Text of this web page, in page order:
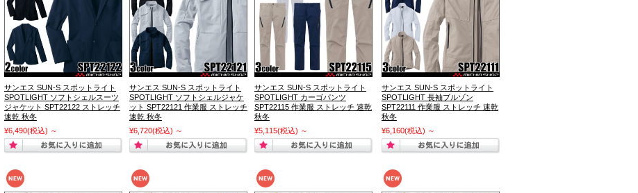
サンエス SUN-S スポットライト
SPOTLIGHT ソフトシェルスーツ
ジャケット SPT22122 ストレッチ
速乾 秋冬
¥6,490(税込) ～
サンエス SUN-S スポットライト
SPOTLIGHT ソフトシェルジャケ
ット SPT22121 作業服 ストレッチ
速乾 秋冬
¥6,720(税込) ～
サンエス SUN-S スポットライト
SPOTLIGHT カーゴパンツ
SPT22115 作業服 ストレッチ 速乾
秋冬
¥5,115(税込) ～
サンエス SUN-S スポットライト
SPOTLIGHT 長袖ブルゾン
SPT22111 作業服 ストレッチ 速乾
秋冬
¥6,160(税込) ～